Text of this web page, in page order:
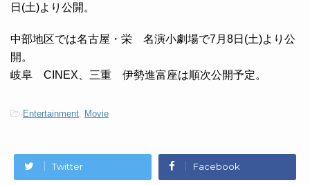
日(土)より公開。
中部地区では名古屋・栄 名演小劇場で7月8日(土)より公
開。
岐阜 CINEX、三重 伊勢進富座は順次公開予定。
-Entertainment Movie
Twitter Facebook